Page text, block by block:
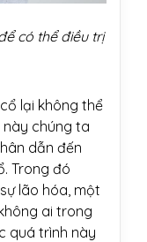
có thể điều trị
lại không thể
này chúng ta
dẫn đến
Trong đó
lão hóa, một
ai trong
quá trình này